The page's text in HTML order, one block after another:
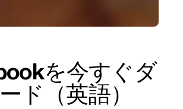
を今すぐダ
ド（英語）